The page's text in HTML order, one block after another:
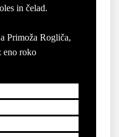
in čelad.
Primoža Rogliča,
eno roko